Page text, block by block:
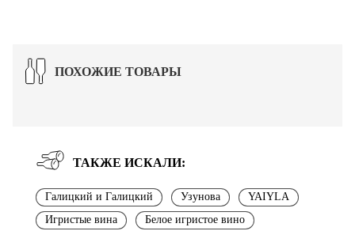
ПОХОЖИЕ ТОВАРЫ
ТАКЖЕ ИСКАЛИ:
Галицкий и Галицкий Узунова
YAIYLA
Игристые вина
Белое игристое вино